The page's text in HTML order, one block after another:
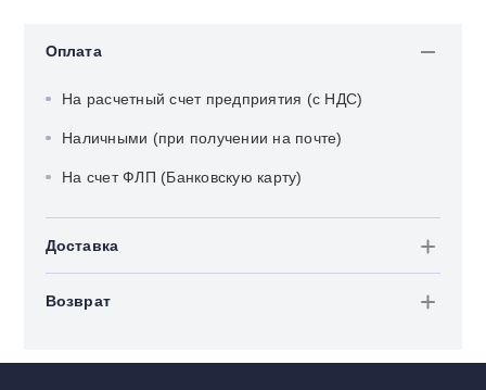
Оплата
На расчетный счет предприятия (с НДС)
Наличными (при получении на почте)
На счет ФЛП (Банковскую карту)
Доставка
Возврат